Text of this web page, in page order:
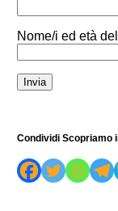
Nome/i ed età
Condividi Scopriamo